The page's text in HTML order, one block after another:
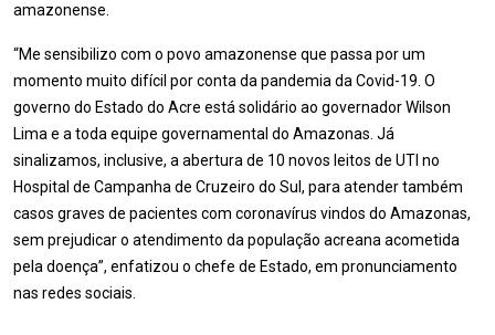
amazonense.
“Me sensibilizo com o povo amazonense que passa por um
momento muito difícil por conta da pandemia da Covid-19. O
governo do Estado do Acre está solidário ao governador Wilson
Lima e a toda equipe governamental do Amazonas. Já
sinalizamos, inclusive, a abertura de 10 novos leitos de UTI no
Hospital de Campanha de Cruzeiro do Sul, para atender também
casos graves de pacientes com coronavírus vindos do Amazonas,
sem prejudicar o atendimento da população acreana acometida
pela doença”, enfatizou o chefe de Estado, em pronunciamento
nas redes sociais.